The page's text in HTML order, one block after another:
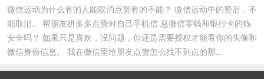
微信运动为什么有的人能取消点赞有的不能？ 微信运动中的赞后，不
能取消。 帮朋友拼多多点赞对自己手机信 息微信零钱和银行卡的钱
安全吗？ 如果只是喜欢，没问题，但还是需要授权才能看你的头像和
微信身份信息。 我在微信里给朋友点赞怎么找不到点的那...